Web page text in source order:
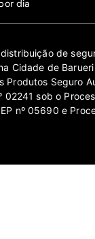
dia
de
Cidade de
Produtos Seguro
sob o
nº 05690 e